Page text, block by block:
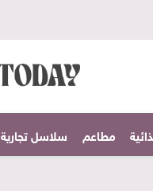
مطاعم سلاسل تجارية